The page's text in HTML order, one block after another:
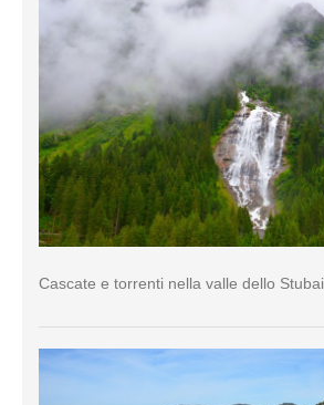
Cascate e torrenti nella valle dello Stubai